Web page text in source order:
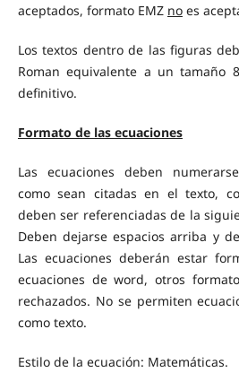
aceptados, formato EMZ noes
Los textos dentro de las figuras
Roman equivalente a un tamaño
definitivo.
Formato de las ecuaciones
Las ecuaciones deben
como sean citadas en el texto,
deben ser referenciadas de la
Deben dejarse espacios arriba y
Las ecuaciones deberán estar
ecuaciones de word, otros
rechazados. No se permiten
como texto.
Estilo de la ecuación: Matemáticas.